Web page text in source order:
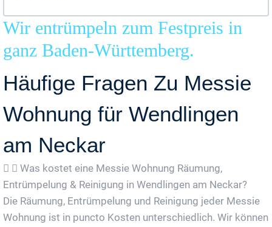
Wir entrümpeln zum Festpreis in
ganz Baden-Württemberg.
Häufige Fragen Zu Messie
Wohnung für Wendlingen
am Neckar
Was kostet eine Messie Wohnung Räumung,
Entrümpelung & Reinigung in Wendlingen am Neckar?
Die Räumung, Entrümpelung und Reinigung jeder Messie
Wohnung ist in puncto Kosten unterschiedlich. Wir können